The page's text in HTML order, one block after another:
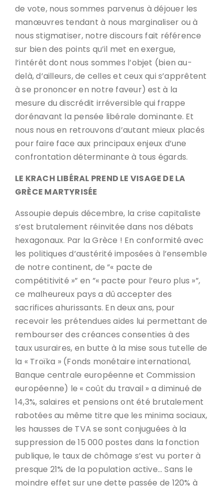
de vote, nous sommes parvenus à déjouer les
manœuvres tendant à nous marginaliser ou à
nous stigmatiser, notre discours fait référence
sur bien des points qu’il met en exergue,
l’intérêt dont nous sommes l’objet (bien au-
delà, d’ailleurs, de celles et ceux qui s’apprêtent
à se prononcer en notre faveur) est à la
mesure du discrédit irréversible qui frappe
dorénavant la pensée libérale dominante. Et
nous nous en retrouvons d’autant mieux placés
pour faire face aux principaux enjeux d’une
confrontation déterminante à tous égards.
LE KRACH LIBÉRAL PREND LE VISAGE DE LA
GRÈCE MARTYRISÉE
Assoupie depuis décembre, la crise capitaliste
s’est brutalement réinvitée dans nos débats
hexagonaux. Par la Grèce ! En conformité avec
les politiques d’austérité imposées à l’ensemble
de notre continent, de ”« pacte de
compétitivité »” en ”« pacte pour l’euro plus »”,
ce malheureux pays a dû accepter des
sacrifices ahurissants. En deux ans, pour
recevoir les prétendues aides lui permettant de
rembourser des créances consenties à des
taux usuraires, en butte à la mise sous tutelle de
la « Troïka » (Fonds monétaire international,
Banque centrale européenne et Commission
européenne) le « coût du travail » a diminué de
14,3%, salaires et pensions ont été brutalement
rabotées au même titre que les minima sociaux,
les hausses de TVA se sont conjuguées à la
suppression de 15 000 postes dans la fonction
publique, le taux de chômage s’est vu porter à
presque 21% de la population active… Sans le
moindre effet sur une dette passée de 120% à